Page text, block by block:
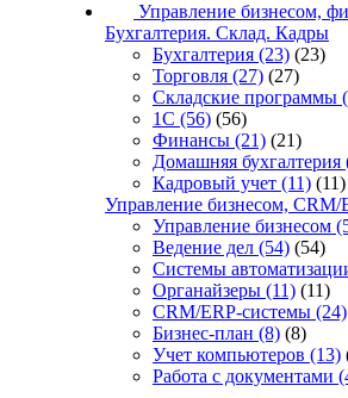
Управление бизнесом,
Бухгалтерия. Склад. Кадры
Бухгалтерия (23) (23)
Торговля (27) (27)
Складские программы
1С (56) (56)
Финансы (21) (21)
Домашняя бухгалтерия
Кадровый учет (11) (11)
Управление бизнесом, CRM/
Управление бизнесом
Ведение дел (54) (54)
Системы
Органайзеры (11) (11)
CRM/ERP-системы (24)
Бизнес-план (8) (8)
Учет компьютеров (13)
Работа с документами